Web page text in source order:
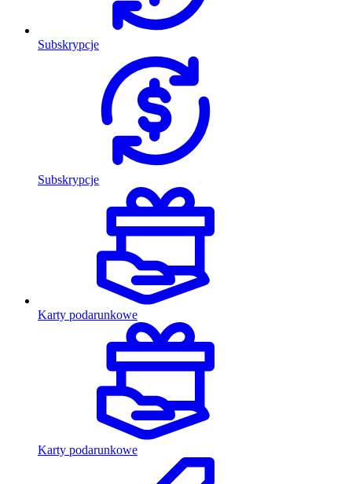
Subskrypcje
Subskrypcje
Karty podarunkowe
Karty podarunkowe